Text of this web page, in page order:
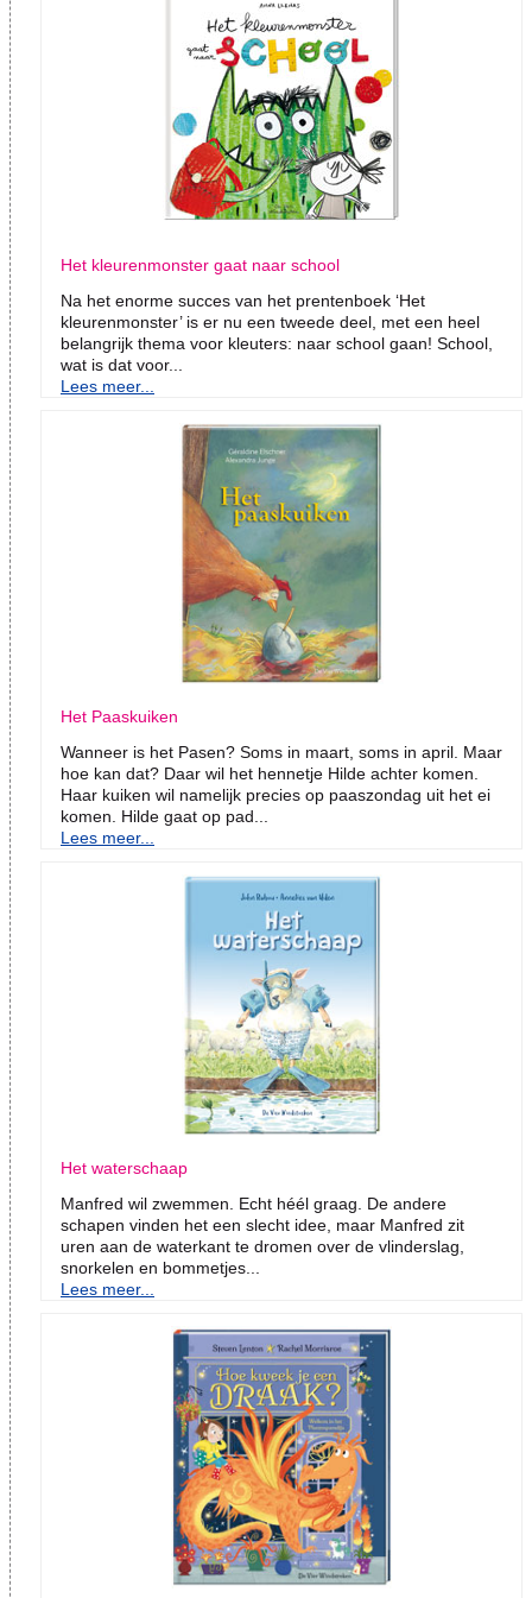
Het kleurenmonster gaat naar school
Na het enorme succes van het prentenboek ‘Het
kleurenmonster’ is er nu een tweede deel, met een heel
belangrijk thema voor kleuters: naar school gaan! School,
wat is dat voor...
Lees meer...
Het Paaskuiken
Wanneer is het Pasen? Soms in maart, soms in april. Maar
hoe kan dat? Daar wil het hennetje Hilde achter komen.
Haar kuiken wil namelijk precies op paaszondag uit het ei
komen. Hilde gaat op pad...
Lees meer...
Het waterschaap
Manfred wil zwemmen. Echt héél graag. De andere
schapen vinden het een slecht idee, maar Manfred zit
uren aan de waterkant te dromen over de vlinderslag,
snorkelen en bommetjes...
Lees meer...